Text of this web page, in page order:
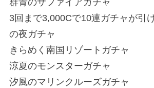
群青のサファイアガチャ
3回まで3,000Cで10連ガチャが引
の夜ガチャ
きらめく南国リゾートガチャ
涼夏のモンスターガチャ
汐風のマリンクルーズガチャ